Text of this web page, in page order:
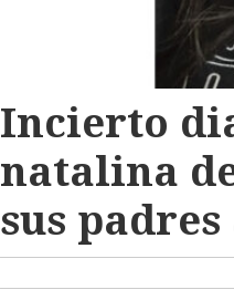
Incierto
natalina
sus